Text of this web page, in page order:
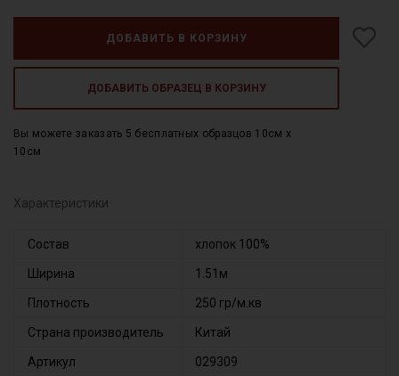
ДОБАВИТЬ В КОРЗИНУ
ДОБАВИТЬ ОБРАЗЕЦ В КОРЗИНУ
Вы можете заказать 5 бесплатных образцов 10см x
10см
Характеристики
Состав хлопок 100%
Ширина 1.51м
Плотность 250 гр/м.кв
Страна производитель Китай
Артикул 029309